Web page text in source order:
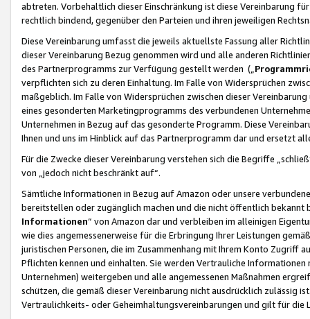
abtreten. Vorbehaltlich dieser Einschränkung ist diese Vereinbarung
rechtlich bindend, gegenüber den Parteien und ihren jeweiligen
Diese Vereinbarung umfasst die jeweils aktuellste Fassung aller
dieser Vereinbarung Bezug genommen wird und alle anderen
des Partnerprogramms zur Verfügung gestellt werden („
verpflichten sich zu deren Einhaltung. Im Falle von Widersprüchen
maßgeblich. Im Falle von Widersprüchen zwischen dieser
eines gesonderten Marketingprogramms des verbundenen
Unternehmen in Bezug auf das gesonderte Programm. Diese
Ihnen und uns im Hinblick auf das Partnerprogramm dar und ersetzt
Für die Zwecke dieser Vereinbarung verstehen sich die Begriffe
von „jedoch nicht beschränkt auf“.
Sämtliche Informationen in Bezug auf Amazon oder unsere
bereitstellen oder zugänglich machen und die nicht öffentlich
Informationen“ von Amazon dar und verbleiben im alleinigen
wie dies angemessenerweise für die Erbringung Ihrer Leistungen
juristischen Personen, die im Zusammenhang mit Ihrem Konto
Pflichten kennen und einhalten. Sie werden Vertrauliche
Unternehmen) weitergeben und alle angemessenen Maßnahmen
schützen, die gemäß dieser Vereinbarung nicht ausdrücklich zulässig
Vertraulichkeits- oder Geheimhaltungsvereinbarungen und gilt für die